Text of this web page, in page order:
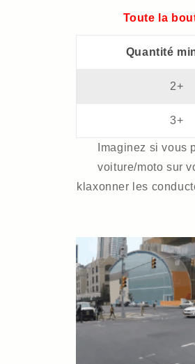
Toute la
Quantité
2+
3+
Imaginez si vous
voiture/moto sur
klaxonner les